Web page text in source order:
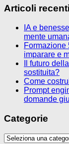
Articoli recenti
IA e
mente
Formazione
imparare e
Il futuro
sostituita?
Come
Prompt
domande
Categorie
Categorie